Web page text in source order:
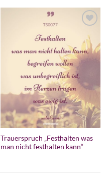
Trauerspruch „Festhalten was
man nicht festhalten kann“